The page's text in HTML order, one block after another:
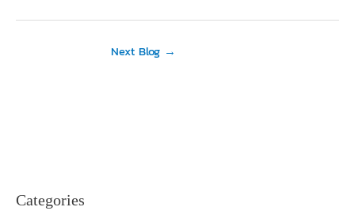
Next Blog →
Categories